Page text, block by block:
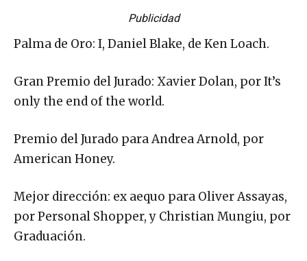
Publicidad
Palma de Oro: I, Daniel Blake, de Ken Loach.
Gran Premio del Jurado: Xavier Dolan, por It’s
only the end of the world.
Premio del Jurado para Andrea Arnold, por
American Honey.
Mejor dirección: ex aequo para Oliver Assayas,
por Personal Shopper, y Christian Mungiu, por
Graduación.